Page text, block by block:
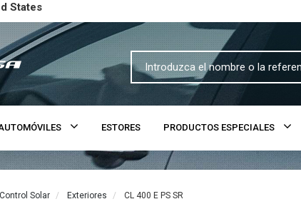
States
ESTORES PRODUCTOS ESPECIALES
Solar Exteriores CL 400 E PS SR